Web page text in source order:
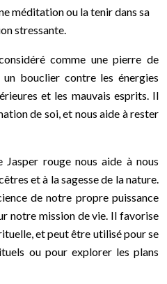
méditation ou la tenir dans sa
stressante.
comme une pierre de
bouclier contre les énergies
et les mauvais esprits. Il
de soi, et nous aide à rester
rouge nous aide à nous
et à la sagesse de la nature.
de notre propre puissance
notre mission de vie. Il favorise
et peut être utilisé pour se
ou pour explorer les plans